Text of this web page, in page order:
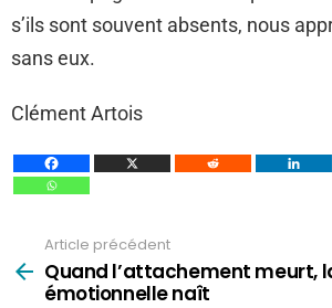
s’ils sont souvent absents, nous
sans eux.
Clément Artois
plus
Article précédent
Quand l’attachement meurt,
émotionnelle naît